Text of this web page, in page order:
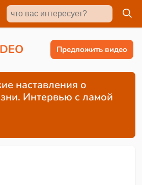
DEO Предложить видео
наставления о
Интервью с ламой